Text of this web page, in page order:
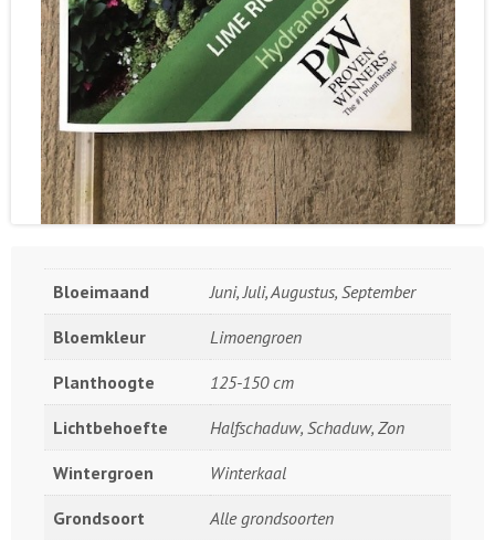
Bloeimaand Juni, Juli, Augustus, September
Bloemkleur Limoengroen
Planthoogte 125-150 cm
Lichtbehoefte Halfschaduw, Schaduw, Zon
Wintergroen Winterkaal
Grondsoort Alle grondsoorten